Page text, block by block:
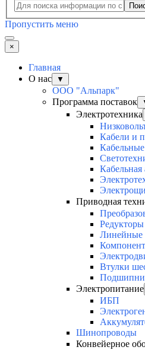
Пропустить меню
×
Главная
О нас
▼
ООО "Альпарк"
Программа поставок
Электротехника
Кабели и
Кабельная
Приводная
Линейные
Втулки
Электропитание
ИБП
Шинопроводы
Конвейерное